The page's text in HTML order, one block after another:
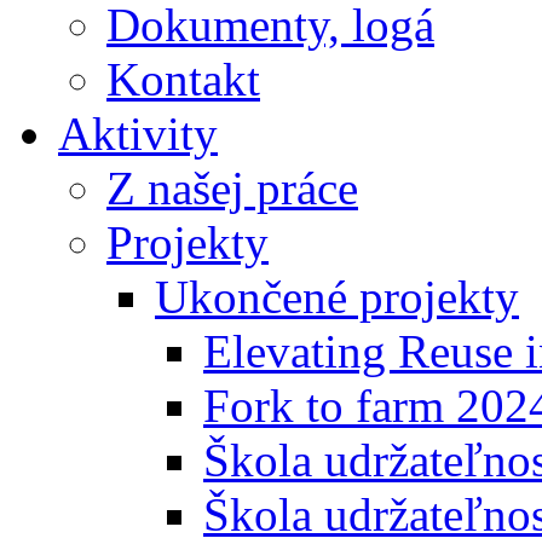
Dokumenty, logá
Kontakt
Aktivity
Z našej práce
Projekty
Ukončené projekty
Elevating Reuse
Fork to farm
Škola
Škola